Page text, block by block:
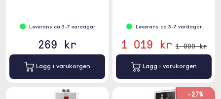
Leverans ca 3-7 vardagar
269 kr
Lägg i varukorgen
Leverans ca 3-7 vardagar
1 019 kr 1 099 kr
Lägg i varukorgen
-27%